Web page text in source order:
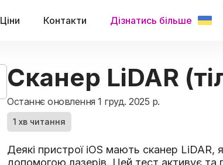
Ціни Контакти Дізнатись більше
Сканер LiDAR
Останнє оновлення 1 груд. 2025 р.
1 хв читання
Деякі пристрої iOS мають сканер LiDAR,
допомогою лазерів. Цей тест активує